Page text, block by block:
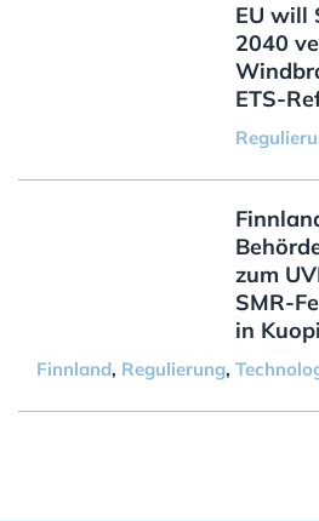
EU will
2040
ETS-
zum
SMR-
in
Finnland, Regulierung,